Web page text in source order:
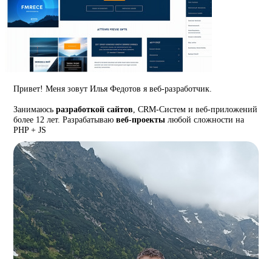
Привет! Меня зовут Илья Федотов я веб-разработчик.
Занимаюсьразработкой сайтов , CRM-Систем и веб-приложений
более 12 лет. Разрабатываювеб-проекты любой сложности на
PHP + JS